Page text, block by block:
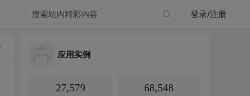
登录/注册
应用实例
27,579 68,548